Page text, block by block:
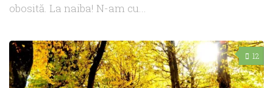
obosită. La naiba! N-am cu...
12